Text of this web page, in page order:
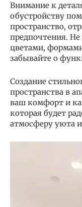
Внимание к
обустройству
пространство,
предпочтения. Не
цветами,
забывайте о
Создание
пространства в
ваш комфорт и
которая будет
атмосферу уюта